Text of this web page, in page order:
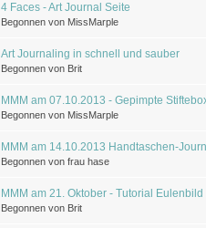
4 Faces - Art Journal Seite
Begonnen von MissMarple
Art Journaling in schnell und sauber
Begonnen von Brit
MMM am 07.10.2013 - Gepimpte
Begonnen von MissMarple
MMM am 14.10.2013 Handtaschen-
Begonnen von frau hase
MMM am 21. Oktober - Tutorial Eulenbild
Begonnen von Brit